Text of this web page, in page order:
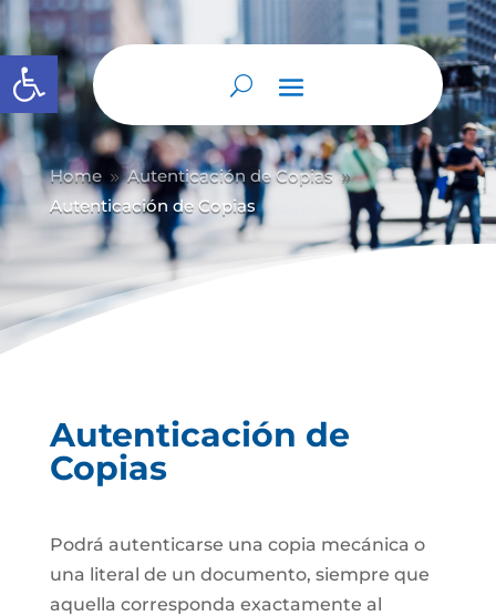
Abrir barra de herramientas
Home 9 Autenticación de Copias 9
Autenticación de Copias
Autenticación de
Copias
Podrá autenticarse una copia mecánica o
una literal de un documento, siempre que
aquella corresponda exactamente al